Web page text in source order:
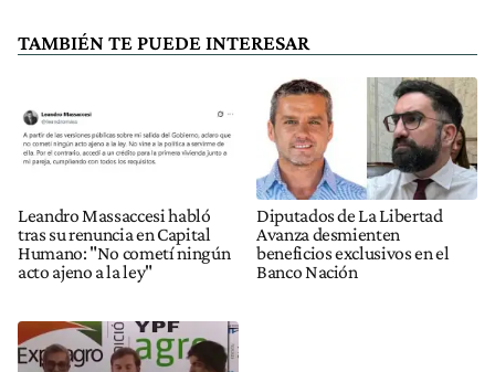
TAMBIÉN TE PUEDE INTERESAR
Leandro Massaccesi habló
tras su renuncia en Capital
Humano: "No cometí ningún
acto ajeno a la ley"
Diputados de La Libertad
Avanza desmienten
beneficios exclusivos en el
Banco Nación